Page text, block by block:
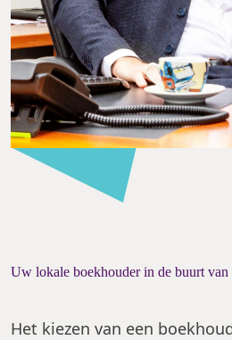
Uw lokale boekhouder in de buurt van
Het kiezen van een